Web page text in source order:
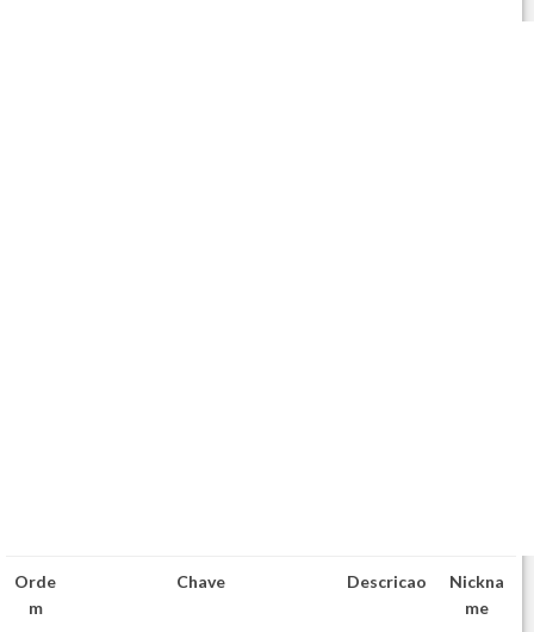
Orde
m
Chave Descricao
Nickna
me